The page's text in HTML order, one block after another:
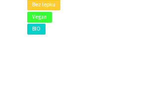
Bez lepku
Vegan
BIO